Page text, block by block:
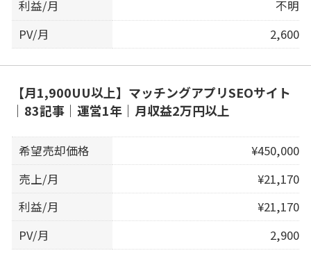
利益/月
不明
PV/月
2,600
【月1,900UU以上】マッチングアプリSEOサイト
｜83記事｜運営1年｜月収益2万円以上
希望売却価格
¥450,000
売上/月
¥21,170
利益/月
¥21,170
PV/月
2,900